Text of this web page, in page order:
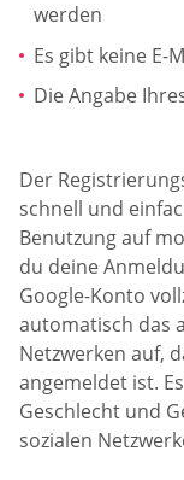
werden
Es gibt keine E-
Die Angabe
Der
schnell und
Benutzung auf
du deine
Google-Konto
automatisch das
Netzwerken auf,
angemeldet ist.
Geschlecht und
sozialen